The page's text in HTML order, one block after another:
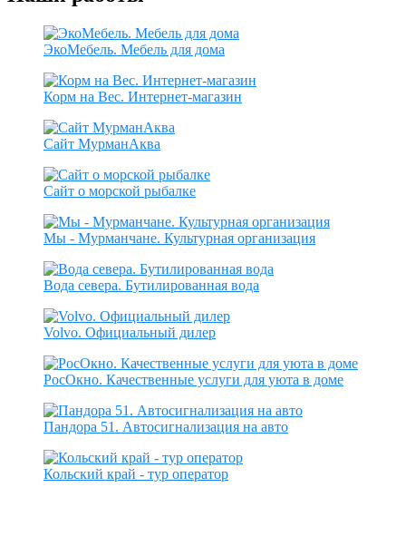
ЭкоМебель. Мебель для дома
Корм на Вес. Интернет-магазин
Сайт МурманАква
Сайт о морской рыбалке
Мы - Мурманчане. Культурная организация
Вода севера. Бутилированная вода
Volvo. Официальный дилер
РосОкно. Качественные услуги для уюта в доме
Пандора 51. Автосигнализация на авто
Кольский край - тур оператор